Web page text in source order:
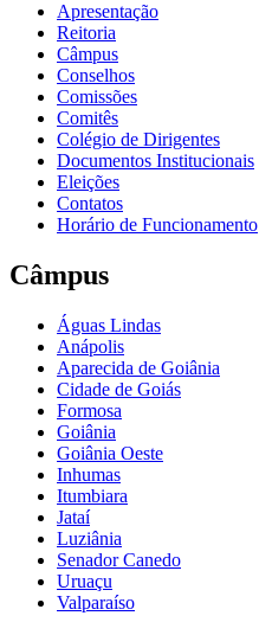
Apresentação
Reitoria
Câmpus
Conselhos
Comissões
Comitês
Colégio de Dirigentes
Documentos Institucionais
Eleições
Contatos
Horário de Funcionamento
Câmpus
Águas Lindas
Anápolis
Aparecida de Goiânia
Cidade de Goiás
Formosa
Goiânia
Goiânia Oeste
Inhumas
Itumbiara
Jataí
Luziânia
Senador Canedo
Uruaçu
Valparaíso